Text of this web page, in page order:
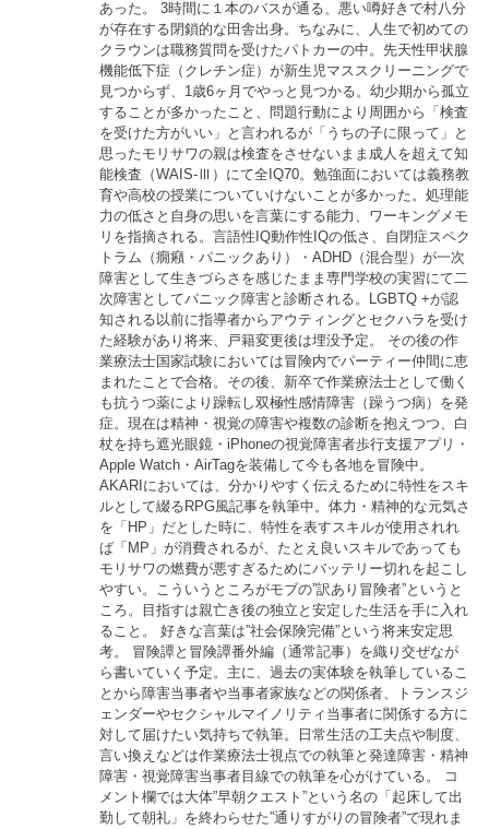
あった。 3時間に１本のバスが通る、悪い噂好きで村八分
が存在する閉鎖的な田舎出身。ちなみに、人生で初めての
クラウンは職務質問を受けたパトカーの中。先天性甲状腺
機能低下症（クレチン症）が新生児マススクリーニングで
見つからず、1歳6ヶ月でやっと見つかる。幼少期から孤立
することが多かったこと、問題行動により周囲から「検査
を受けた方がいい」と言われるが「うちの子に限って」と
思ったモリサワの親は検査をさせないまま成人を超えて知
能検査（WAIS-Ⅲ）にて全IQ70。勉強面においては義務教
育や高校の授業についていけないことが多かった。処理能
力の低さと自身の思いを言葉にする能力、ワーキングメモ
リを指摘される。言語性IQ動作性IQの低さ、自閉症スペク
トラム（癇癪・パニックあり）・ADHD（混合型）が一次
障害として生きづらさを感じたまま専門学校の実習にて二
次障害としてパニック障害と診断される。LGBTQ +が認
知される以前に指導者からアウティングとセクハラを受け
た経験があり将来、戸籍変更後は埋没予定。 その後の作
業療法士国家試験においては冒険内でパーティー仲間に恵
まれたことで合格。その後、新卒で作業療法士として働く
も抗うつ薬により躁転し双極性感情障害（躁うつ病）を発
症。現在は精神・視覚の障害や複数の診断を抱えつつ、白
杖を持ち遮光眼鏡・iPhoneの視覚障害者歩行支援アプリ・
Apple Watch・AirTagを装備して今も各地を冒険中。
AKARIにおいては、分かりやすく伝えるために特性をスキ
ルとして綴るRPG風記事を執筆中。体力・精神的な元気さ
を「HP」だとした時に、特性を表すスキルが使用されれ
ば「MP」が消費されるが、たとえ良いスキルであっても
モリサワの燃費が悪すぎるためにバッテリー切れを起こし
やすい。こういうところがモブの”訳あり冒険者”というと
ころ。目指すは親亡き後の独立と安定した生活を手に入れ
ること。 好きな言葉は”社会保険完備”という将来安定思
考。 冒険譚と冒険譚番外編（通常記事）を織り交ぜなが
ら書いていく予定。主に、過去の実体験を執筆しているこ
とから障害当事者や当事者家族などの関係者、トランスジ
ェンダーやセクシャルマイノリティ当事者に関係する方に
対して届けたい気持ちで執筆。日常生活の工夫点や制度、
言い換えなどは作業療法士視点での執筆と発達障害・精神
障害・視覚障害当事者目線での執筆を心がけている。 コ
メント欄では大体”早朝クエスト”という名の「起床して出
勤して朝礼」を終わらせた”通りすがりの冒険者”で現れま